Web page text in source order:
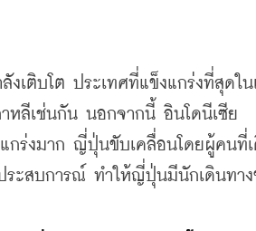
เติบโต ประเทศที่แข็งแกร่งที่สุดใน
หลีเช่นกัน นอกจากนี้ อินโดนีเซีย
กร่งมาก ญี่ปุ่นขับเคลื่อนโดยผู้คนที่
ะสบการณ์ ทำให้ญี่ปุ่นมีนักเดินทาง